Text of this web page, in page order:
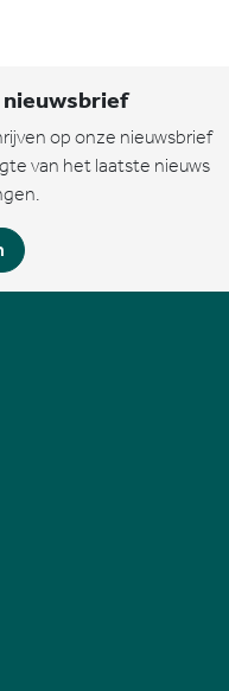
nieuwsbrief
op onze nieuwsbrief
van het laatste nieuws